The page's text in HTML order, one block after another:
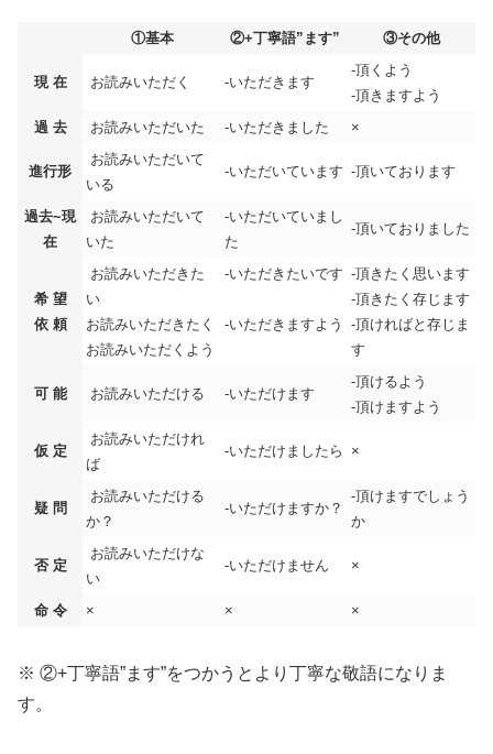
①基本 ②+丁寧語”ます” ③その他
現 在 お読みいただく -いただきます
-頂くよう
-頂きますよう
過 去
お読みいただいた -いただきました ×
進行形
お読みいただいて
いる
-いただいています -頂いております
過去~現
在
お読みいただいて
いた
-いただいていまし
た
-頂いておりました
希 望
依 頼
お読みいただきた
い
お読みいただきたく
お読みいただくよう
-いただきたいです
-いただきますよう
-頂きたく思います
-頂きたく存じます
-頂ければと存じま
す
可 能 お読みいただける -いただけます
-頂けるよう
-頂けますよう
仮 定
お読みいただけれ
ば
-いただけましたら ×
疑 問
お読みいただける
か？
-いただけますか？
-頂けますでしょう
か
否 定
お読みいただけな
い
-いただけません ×
命 令 × × ×
※ ②+丁寧語”ます”をつかうとより丁寧な敬語になりま
す。